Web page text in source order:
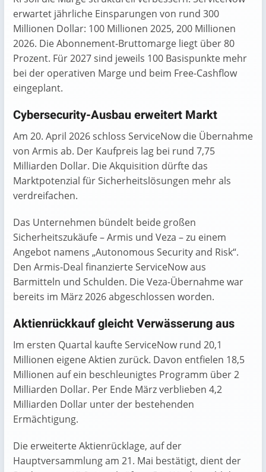
erwartet jährliche Einsparungen von rund 300
Millionen Dollar: 100 Millionen 2025, 200 Millionen
2026. Die Abonnement-Bruttomarge liegt über 80
Prozent. Für 2027 sind jeweils 100 Basispunkte mehr
bei der operativen Marge und beim Free-Cashflow
eingeplant.
Cybersecurity-Ausbau erweitert Markt
Am 20. April 2026 schloss ServiceNow die Übernahme
von Armis ab. Der Kaufpreis lag bei rund 7,75
Milliarden Dollar. Die Akquisition dürfte das
Marktpotenzial für Sicherheitslösungen mehr als
verdreifachen.
Das Unternehmen bündelt beide großen
Sicherheitszukäufe – Armis und Veza – zu einem
Angebot namens „Autonomous Security and Risk“.
Den Armis-Deal finanzierte ServiceNow aus
Barmitteln und Schulden. Die Veza-Übernahme war
bereits im März 2026 abgeschlossen worden.
Aktienrückkauf gleicht Verwässerung aus
Im ersten Quartal kaufte ServiceNow rund 20,1
Millionen eigene Aktien zurück. Davon entfielen 18,5
Millionen auf ein beschleunigtes Programm über 2
Milliarden Dollar. Per Ende März verblieben 4,2
Milliarden Dollar unter der bestehenden
Ermächtigung.
Die erweiterte Aktienrücklage, auf der
Hauptversammlung am 21. Mai bestätigt, dient der